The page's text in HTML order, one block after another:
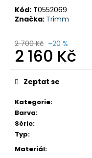
Kód: T0552069
Značka: Trimm
2 700 Kč –20 %
2 160 Kč
Měrná
cena:
Kategorie:
Barva:
Série:
Typ:
Materiál:
Zeptat se
u
e
m
LODNÍ
TRIMM
BOARD
65
160
Kč